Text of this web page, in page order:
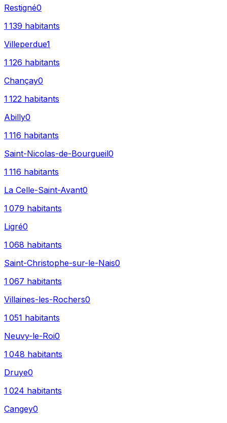
Restigné0
1 139 habitants
Villeperdue1
1 126 habitants
Chançay0
1 122 habitants
Abilly0
1 116 habitants
Saint-Nicolas-de-Bourgueil0
1 116 habitants
La Celle-Saint-Avant0
1 079 habitants
Ligré0
1 068 habitants
Saint-Christophe-sur-le-Nais0
1 067 habitants
Villaines-les-Rochers0
1 051 habitants
Neuvy-le-Roi0
1 048 habitants
Druye0
1 024 habitants
Cangey0